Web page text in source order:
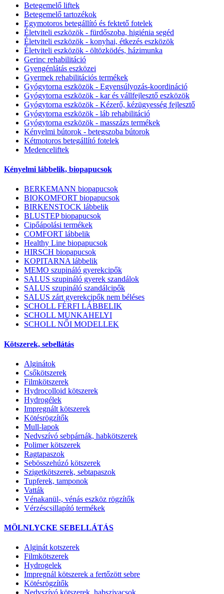
Betegemelő liftek
Betegemelő tartozékok
Egymotoros betegállító és fektető fotelek
Életviteli eszközök - fürdőszoba, higiénia segéd
Életviteli eszközök - konyhai, étkezés eszközök
Életviteli eszközök - öltözködés, házimunka
Gerinc rehabilitáció
Gyengénlátás eszközei
Gyermek rehabilitációs termékek
Gyógytorna eszközök - Egyensúlyozás-koordináció
Gyógytorna eszközök - kar és vállfejlesztő eszközök
Gyógytorna eszközök - Kézerő, kézügyesség fejlesztő
Gyógytorna eszközök - láb rehabilitáció
Gyógytorna eszközök - masszázs termékek
Kényelmi bútorok - betegszoba bútorok
Kétmotoros betegállító fotelek
Medenceliftek
Kényelmi lábbelik, biopapucsok
BERKEMANN biopapucsok
BIOKOMFORT biopapucsok
BIRKENSTOCK lábbelik
BLUSTEP biopapucsok
Cipőápolási termékek
COMFORT lábbelik
Healthy Line biopapucsok
HIRSCH biopapucsok
KOPITARNA lábbelik
MEMO szupináló gyerekcipők
SALUS szupináló gyerek szandálok
SALUS szupináló szandálcipők
SALUS zárt gyerekcipők nem béléses
SCHOLL FÉRFI LÁBBELIK
SCHOLL MUNKAHELYI
SCHOLL NŐI MODELLEK
Kötszerek, sebellátás
Alginátok
Csőkötszerek
Filmkötszerek
Hydrocolloid kötszerek
Hydrogélek
Impregnált kötszerek
Kötésrögzítők
Mull-lapok
Nedvszívó sebpárnák, habkötszerek
Polimer kötszerek
Ragtapaszok
Sebösszehúzó kötszerek
Szigetkötszerek, sebtapaszok
Tupferek, tamponok
Vatták
Vénakanül-, vénás eszköz rögzítők
Vérzéscsillapító termékek
MÖLNLYCKE SEBELLÁTÁS
Alginát kotszerek
Filmkötszerek
Hydrogelek
Impregnál kötszerek a fertőzött sebre
Kötésrögzítők